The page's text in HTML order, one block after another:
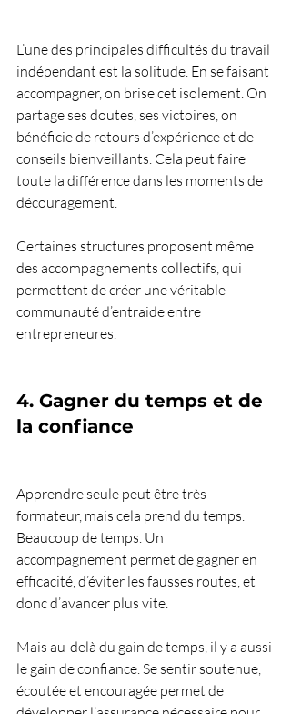
L’une des principales difficultés du travail
indépendant est la solitude. En se faisant
accompagner, on brise cet isolement. On
partage ses doutes, ses victoires, on
bénéficie de retours d’expérience et de
conseils bienveillants. Cela peut faire
toute la différence dans les moments de
découragement.
Certaines structures proposent même
des accompagnements collectifs, qui
permettent de créer une véritable
communauté d’entraide entre
entrepreneures.
4. Gagner du temps et de
la confiance
Apprendre seule peut être très
formateur, mais cela prend du temps.
Beaucoup de temps. Un
accompagnement permet de gagner en
efficacité, d’éviter les fausses routes, et
donc d’avancer plus vite.
Mais au-delà du gain de temps, il y a aussi
le gain de confiance. Se sentir soutenue,
écoutée et encouragée permet de